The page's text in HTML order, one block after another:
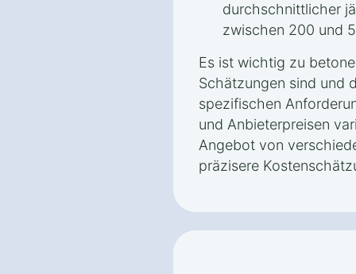
durchschnittlicher
zwischen 200 und
Es ist wichtig zu
Schätzungen sind und
spezifischen
und Anbieterpreisen
Angebot von
präzisere